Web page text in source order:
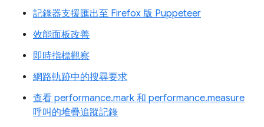
記錄器支援匯出至 Firefox 版 Puppeteer
效能面板改善
即時指標觀察
網路軌跡中的搜尋要求
查看 performance.mark 和 performance.measure
呼叫的堆疊追蹤記錄